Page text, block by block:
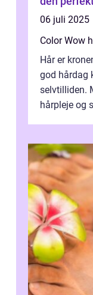
06 juli 2025
Color Wow
Hår er
god hårdag
selvtilliden.
hårpleje og